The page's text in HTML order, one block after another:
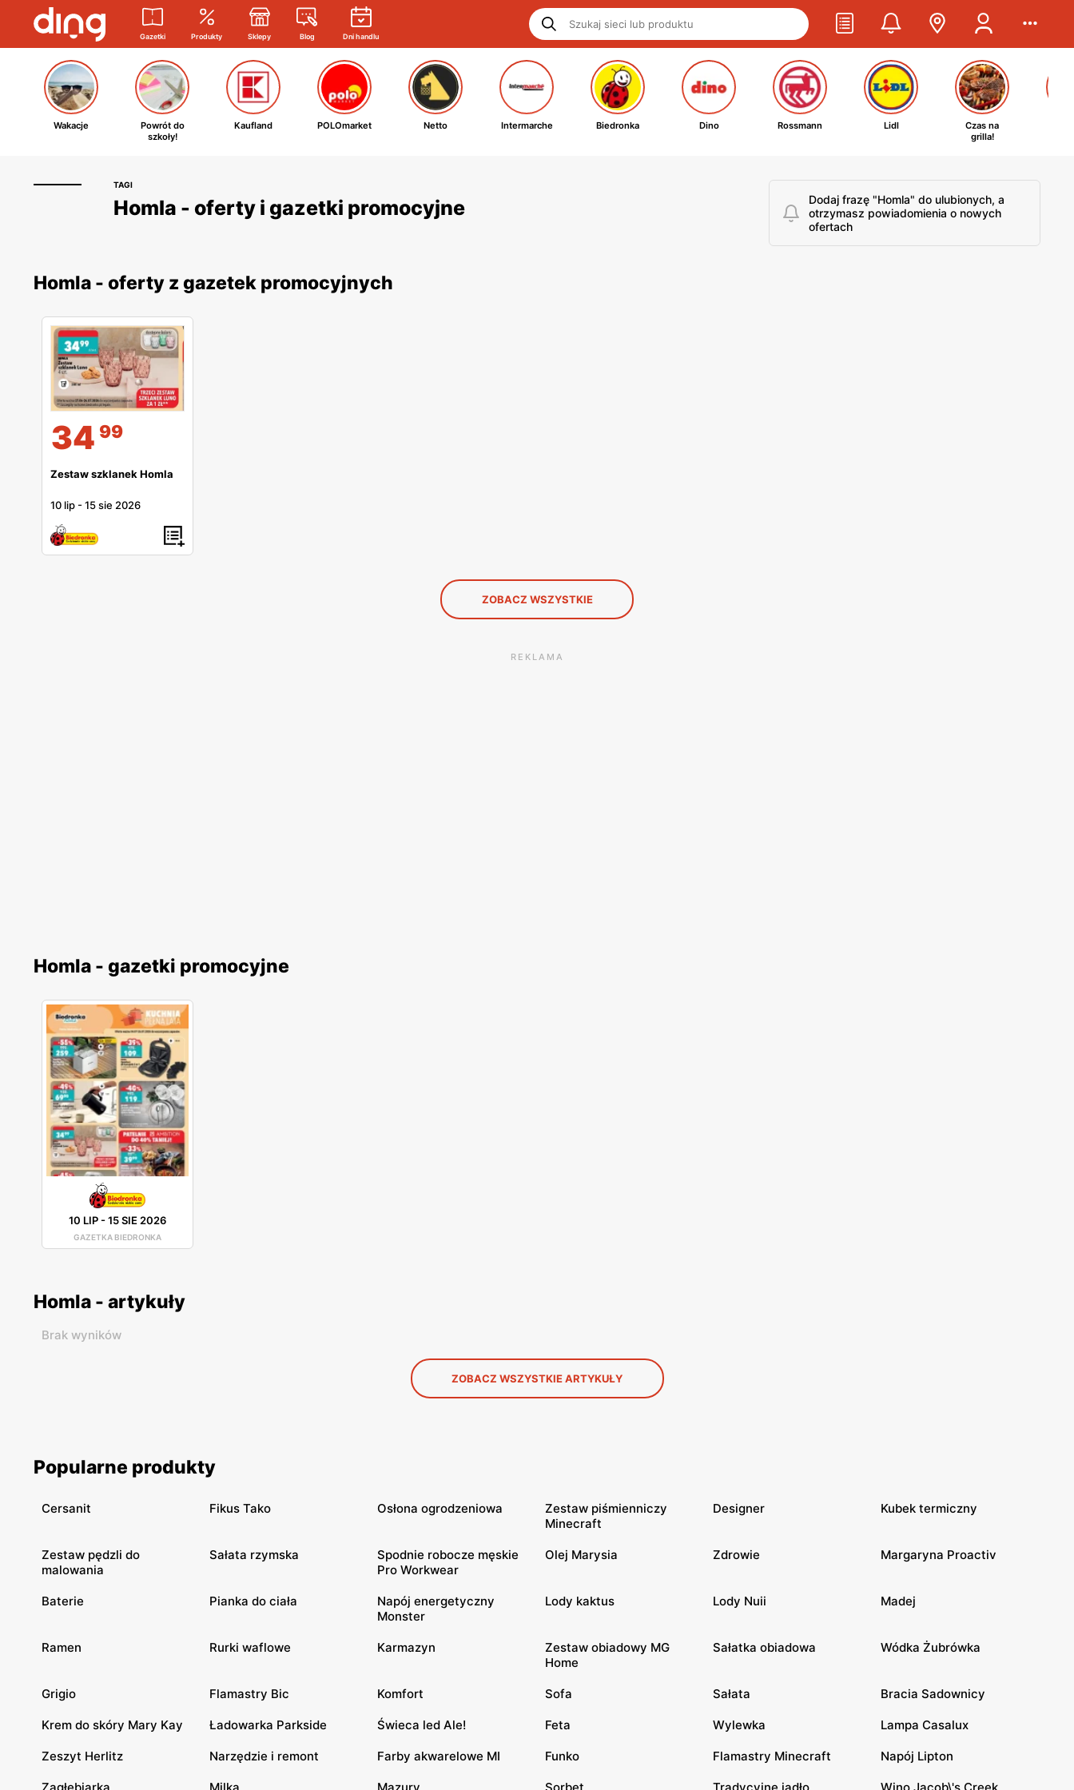
Gazetki Produkty Sklepy Blog Dni handlu
Wakacje
Powrót do
szkoły!
Kaufland POLOmarket Netto Intermarche Biedronka Dino Rossmann Lidl
Czas na
grilla!
TAGI
Homla - oferty i gazetki promocyjne
Dodaj frazę "Homla" do ulubionych, a
otrzymasz powiadomienia o nowych
ofertach
Homla - oferty z gazetek promocyjnych
34 99
Zestaw szklanek Homla
10 lip -15 sie 2026
ZOBACZ WSZYSTKIE
REKLAMA
Homla - gazetki promocyjne
10 LIP-15 SIE 2026
GAZETKA BIEDRONKA
Homla - artykuły
Brak wyników
ZOBACZ WSZYSTKIE ARTYKUŁY
Popularne produkty
Cersanit Fikus Tako Osłona ogrodzeniowa
Zestaw piśmienniczy
Minecraft
Designer Kubek termiczny
Zestaw pędzli do
malowania
Sałata rzymska
Spodnie robocze męskie
Pro Workwear
Olej Marysia Zdrowie Margaryna Proactiv
Baterie Pianka do ciała
Napój energetyczny
Monster
Lody kaktus Lody Nuii Madej
Ramen Rurki waflowe Karmazyn
Zestaw obiadowy MG
Home
Sałatka obiadowa Wódka Żubrówka
Grigio Flamastry Bic Komfort Sofa Sałata Bracia Sadownicy
Krem do skóry Mary Kay Ładowarka Parkside Świeca led Ale! Feta Wylewka Lampa Casalux
Zeszyt Herlitz Narzędzie i remont Farby akwarelowe MI Funko Flamastry Minecraft Napój Lipton
Zagłębiarka Milka Mazury Sorbet Tradycyjne jadło Wino Jacob\'s Creek